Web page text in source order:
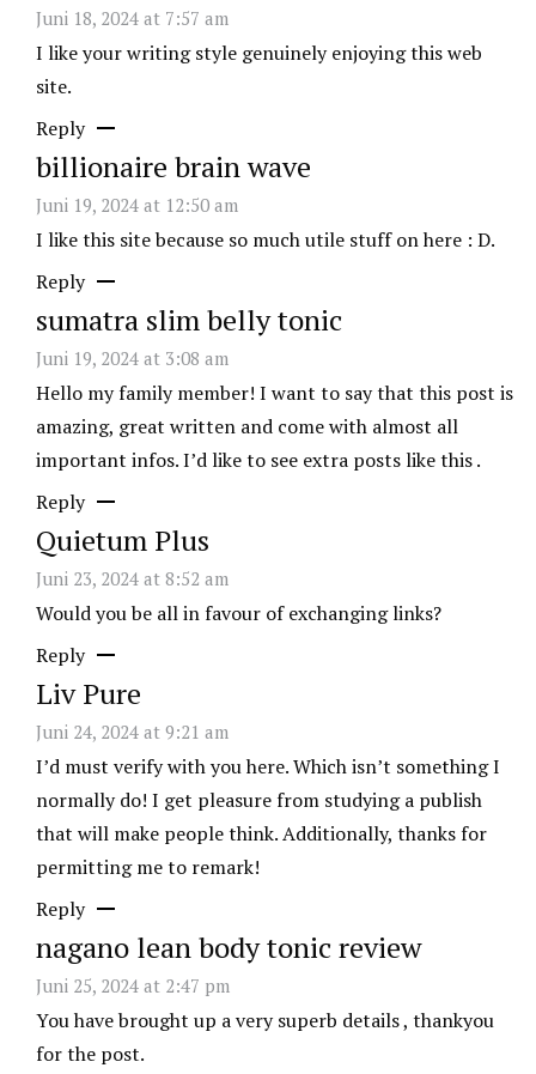
Juni 18, 2024 at 7:57 am
I like your writing style genuinely enjoying this web
site.
Reply
billionaire brain wave
Juni 19, 2024 at 12:50 am
I like this site because so much utile stuff on here : D.
Reply
sumatra slim belly tonic
Juni 19, 2024 at 3:08 am
Hello my family member! I want to say that this post is
amazing, great written and come with almost all
important infos. I’d like to see extra posts like this .
Reply
Quietum Plus
Juni 23, 2024 at 8:52 am
Would you be all in favour of exchanging links?
Reply
Liv Pure
Juni 24, 2024 at 9:21 am
I’d must verify with you here. Which isn’t something I
normally do! I get pleasure from studying a publish
that will make people think. Additionally, thanks for
permitting me to remark!
Reply
nagano lean body tonic review
Juni 25, 2024 at 2:47 pm
You have brought up a very superb details , thankyou
for the post.